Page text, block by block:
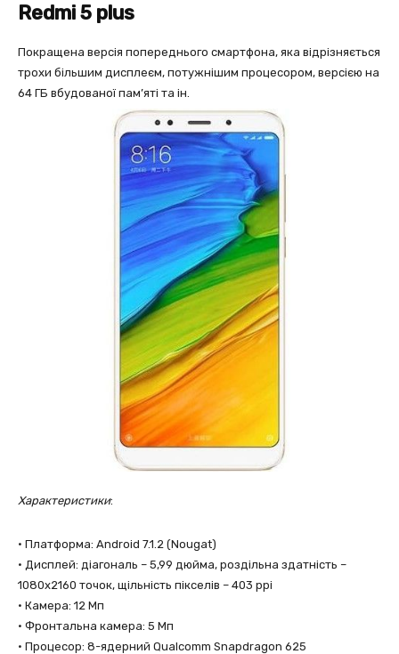
Redmi 5 plus
Покращена версія попереднього смартфона, яка відрізняється
трохи більшим дисплеєм, потужнішим процесором, версією на
64 ГБ вбудованої пам’яті та ін.
Характеристики:
• Платформа: Android 7.1.2 (Nougat)
• Дисплей: діагональ – 5,99 дюйма, роздільна здатнiсть –
1080х2160 точок, щільність пікселів – 403 ppi
• Камера: 12 Мп
• Фронтальна камера: 5 Мп
• Процесор: 8-ядерний Qualcomm Snapdragon 625